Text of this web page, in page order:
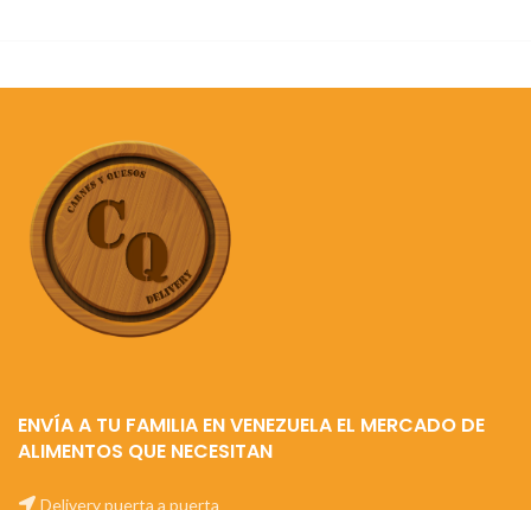
ENVÍA A TU FAMILIA EN VENEZUELA EL MERCADO DE
ALIMENTOS QUE NECESITAN
Delivery puerta a puerta